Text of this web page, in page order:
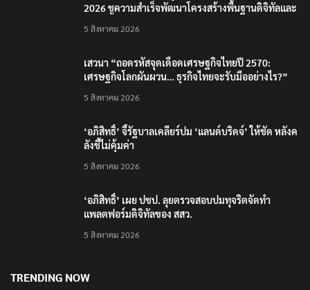
2026 ชูความสำเร็จพัฒนาโครงสร้างพื้นฐานดิจิทัลและ
5 สิงหาคม 2026
เสวนา “ถอดรหัสจุดเดือดเศรษฐกิจไทยปี 2570:
เศรษฐกิจโลกผันผวน… ธุรกิจไทยจะรับมืออย่างไร?”
5 สิงหาคม 2026
‘อภิสิทธิ์’ จี้รัฐบาลเคลียร์ปม ‘แลนด์บริดจ์’ ให้ชัด หลังค
ลังชี้ไม่คุ้มค่า
5 สิงหาคม 2026
‘อภิสิทธิ์’ เผย ปชป. ลุยตรวจสอบปมทุจริตจัดทำ
แพลตฟอร์มดิจิทัลของ สสว.
5 สิงหาคม 2026
TRENDING NOW